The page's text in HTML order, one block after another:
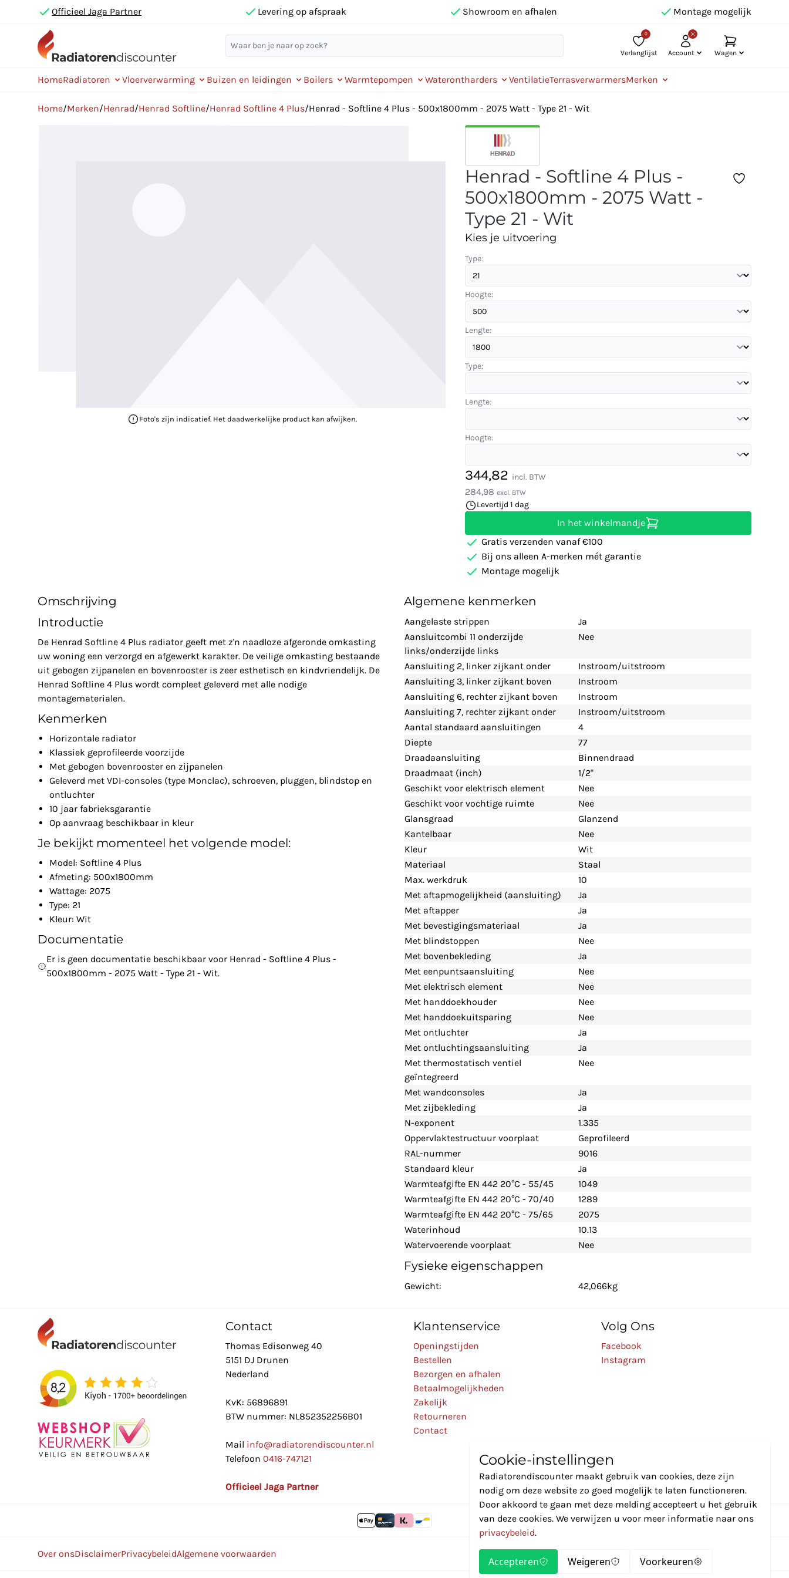
Officieel Jaga Partner Levering op afspraak Showroom en afhalen Montage mogelijk
0
Verlanglijst Account Wagen
HomeRadiatoren Vloerverwarming Buizen en leidingen Boilers Warmtepompen Waterontharders VentilatieTerrasverwarmersMerken
Home/Merken/Henrad/Henrad Softline/Henrad Softline 4 Plus/Henrad - Softline 4 Plus - 500x1800mm - 2075 Watt - Type 21 - Wit
Foto's zijn indicatief. Het daadwerkelijke product kan afwijken.
Henrad - Softline 4 Plus -
500x1800mm - 2075 Watt -
Type 21 - Wit
Kies je uitvoering
Type:
Hoogte:
Lengte:
Type:
Lengte:
Hoogte:
344,82 incl. BTW
284,98 excl. BTW
Levertijd 1 dag
In het winkelmandje
Gratis verzenden vanaf €100
Bij ons alleen A-merken mét garantie
Montage mogelijk
Omschrijving
Introductie
De Henrad Softline 4 Plus radiator geeft met z'n naadloze afgeronde omkasting
uw woning een verzorgd en afgewerkt karakter. De veilige omkasting bestaande
uit gebogen zijpanelen en bovenrooster is zeer esthetisch en kindvriendelijk. De
Henrad Softline 4 Plus wordt compleet geleverd met alle nodige
montagematerialen.
Kenmerken
Horizontale radiator
Klassiek geprofileerde voorzijde
Met gebogen bovenrooster en zijpanelen
Geleverd met VDI-consoles (type Monclac), schroeven, pluggen, blindstop en
ontluchter
10 jaar fabrieksgarantie
Op aanvraag beschikbaar in kleur
Je bekijkt momenteel het volgende model:
Model: Softline 4 Plus
Afmeting: 500x1800mm
Wattage: 2075
Type: 21
Kleur: Wit
Documentatie
Er is geen documentatie beschikbaar voor Henrad - Softline 4 Plus -
500x1800mm - 2075 Watt - Type 21 - Wit.
Algemene kenmerken
Aangelaste strippen
Ja
Aansluitcombi 11 onderzijde
links/onderzijde links
Nee
Aansluiting 2, linker zijkant onder
Instroom/uitstroom
Aansluiting 3, linker zijkant boven
Instroom
Aansluiting 6, rechter zijkant boven
Instroom
Aansluiting 7, rechter zijkant onder
Instroom/uitstroom
Aantal standaard aansluitingen
4
Diepte
77
Draadaansluiting
Binnendraad
Draadmaat (inch)
1/2"
Geschikt voor elektrisch element
Nee
Geschikt voor vochtige ruimte
Nee
Glansgraad
Glanzend
Kantelbaar
Nee
Kleur
Wit
Materiaal
Staal
Max. werkdruk
10
Met aftapmogelijkheid (aansluiting)
Ja
Met aftapper
Ja
Met bevestigingsmateriaal
Ja
Met blindstoppen
Nee
Met bovenbekleding
Ja
Met eenpuntsaansluiting
Nee
Met elektrisch element
Nee
Met handdoekhouder
Nee
Met handdoekuitsparing
Nee
Met ontluchter
Ja
Met ontluchtingsaansluiting
Ja
Met thermostatisch ventiel
geïntegreerd
Nee
Met wandconsoles
Ja
Met zijbekleding
Ja
N-exponent
1.335
Oppervlaktestructuur voorplaat
Geprofileerd
RAL-nummer
9016
Standaard kleur
Ja
Warmteafgifte EN 442 20°C - 55/45
1049
Warmteafgifte EN 442 20°C - 70/40
1289
Warmteafgifte EN 442 20°C - 75/65
2075
Waterinhoud
10.13
Watervoerende voorplaat
Nee
Fysieke eigenschappen
Gewicht: 42,066kg
Contact
Thomas Edisonweg 40
5151 DJ Drunen
Nederland
KvK: 56896891
BTW nummer: NL852352256B01
Mail info@radiatorendiscounter.nl
Telefoon 0416-747121
Officieel Jaga Partner
Klantenservice
Openingstijden
Bestellen
Bezorgen en afhalen
Betaalmogelijkheden
Zakelijk
Retourneren
Contact
Volg Ons
Facebook
Instagram
Over onsDisclaimerPrivacybeleidAlgemene voorwaarden
Cookie-instellingen
Radiatorendiscounter maakt gebruik van cookies, deze zijn
nodig om deze website zo goed mogelijk te laten functioneren.
Door akkoord te gaan met deze melding accepteert u het gebruik
van deze cookies. We verwijzen u voor meer informatie naar ons
privacybeleid.
Accepteren Weigeren Voorkeuren